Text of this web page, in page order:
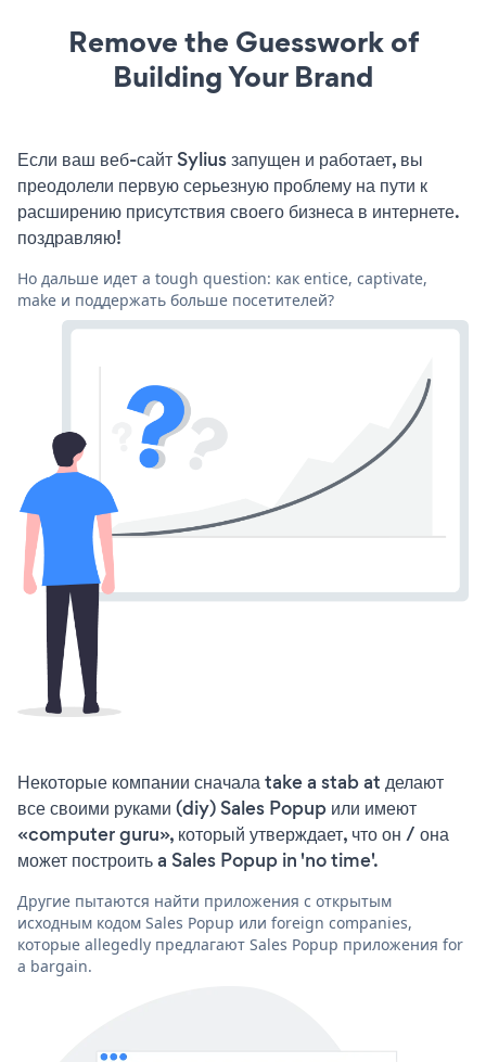
Remove the Guesswork of
Building Your Brand
Если ваш веб-сайт Sylius запущен и работает, вы
преодолели первую серьезную проблему на пути к
расширению присутствия своего бизнеса в интернете.
поздравляю!
Но дальше идет a tough question: как entice, captivate,
make и поддержать больше посетителей?
Некоторые компании сначала take a stab at делают
все своими руками (diy) Sales Popup или имеют
«computer guru», который утверждает, что он / она
может построить a Sales Popup in 'no time'.
Другие пытаются найти приложения с открытым
исходным кодом Sales Popup или foreign companies,
которые allegedly предлагают Sales Popup приложения for
a bargain.